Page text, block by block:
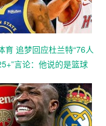
育 追梦回应杜兰特“76人
言论：他说的是篮球
EV扑克官网】